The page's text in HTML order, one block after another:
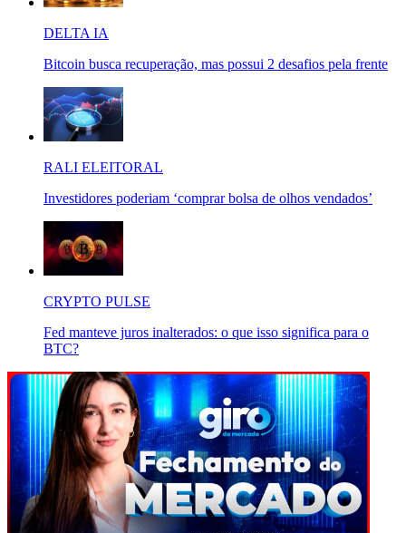
DELTA IA
Bitcoin busca recuperação, mas possui 2 desafios pela frente
RALI ELEITORAL
Investidores poderiam ‘comprar bolsa de olhos vendados’
CRYPTO PULSE
Fed manteve juros inalterados: o que isso significa para o
BTC?